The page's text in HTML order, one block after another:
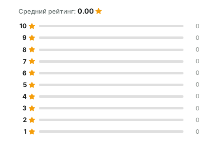
Средний рейтинг: 0.00
10 0
9 0
8 0
7 0
6 0
5 0
4 0
3 0
2 0
1 0